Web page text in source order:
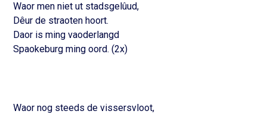
Waor men niet ut stadsgelûud,
Dêur de straoten hoort.
Daor is ming vaoderlangd
Spaokeburg ming oord. (2x)
Waor nog steeds de vissersvloot,